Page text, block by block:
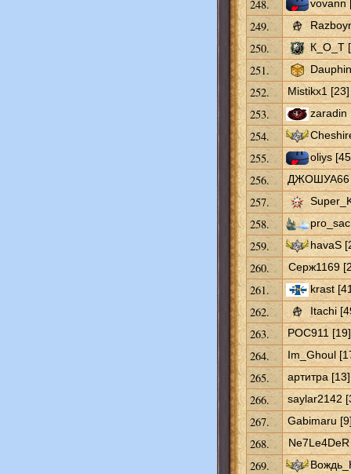
248. vovann
249.
250. К_О_Т
251.
252. Mistikx1 [23]
253. zaradin
254.
255. oliys
256. ДЖОШУА66
257.
258.
259. havaS
260. Серж1169
261. krast
262. Itachi
263. POC911 [19]
264. Im_Ghoul
265. артитра [13]
266. saylar2142
267. Gabimaru
268.
269.